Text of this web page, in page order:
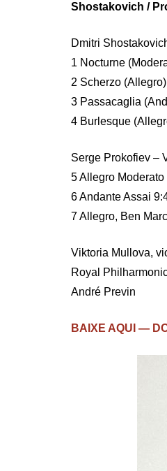
Shostakovich /
Dmitri
1 Nocturne
2 Scherzo
3 Passacaglia
4 Burlesque
Serge Prokofiev –
5 Allegro Moderato
6 Andante Assai
7 Allegro, Ben
Viktoria Mullova,
Royal
André Previn
BAIXE AQUI —